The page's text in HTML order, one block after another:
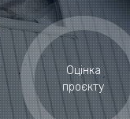
Оцінка
проєкту